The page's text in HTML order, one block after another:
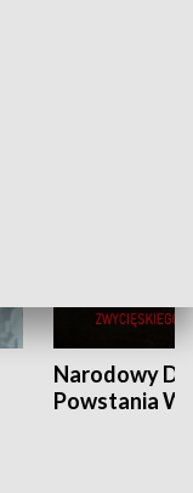
Narodowy
Powstania